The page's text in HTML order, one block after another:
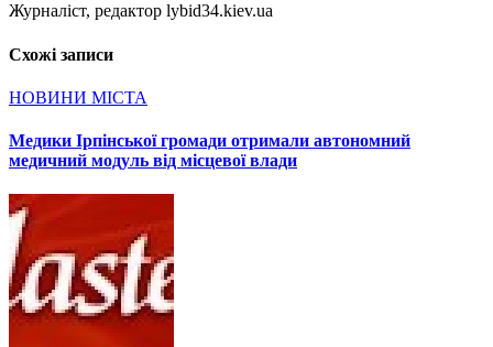
Журналіст, редактор lybid34.kiev.ua
Схожі записи
НОВИНИ МІСТА
Медики Ірпінської громади отримали автономний
медичний модуль від місцевої влади